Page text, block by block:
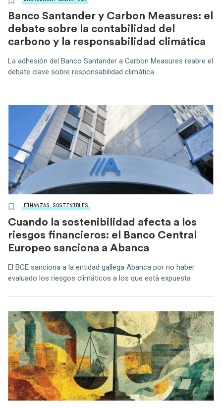
Banco Santander y Carbon Measures: el
debate sobre la contabilidad del
carbono y la responsabilidad climática
La adhesión del Banco Santander a Carbon Measures reabre el
debate clave sobre responsabilidad climática
FINANZAS SOSTENIBLES
Cuando la sostenibilidad afecta a los
riesgos financieros: el Banco Central
Europeo sanciona a Abanca
El BCE sanciona a la entidad gallega Abanca por no haber
evaluado los riesgos climáticos a los que está expuesta